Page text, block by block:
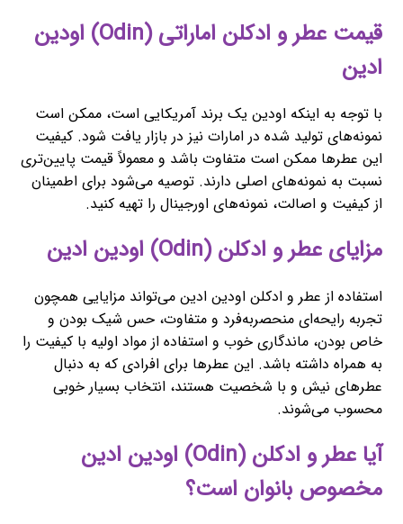
قیمت عطر و ادکلن اماراتی (Odin) اودین
ادین
با توجه به اینکه اودین یک برند آمریکایی است، ممکن است
نمونه‌های تولید شده در امارات نیز در بازار یافت شود. کیفیت
این عطرها ممکن است متفاوت باشد و معمولاً قیمت پایین‌تری
نسبت به نمونه‌های اصلی دارند. توصیه می‌شود برای اطمینان
از کیفیت و اصالت، نمونه‌های اورجینال را تهیه کنید.
مزایای عطر و ادکلن (Odin) اودین ادین
استفاده از عطر و ادکلن اودین ادین می‌تواند مزایایی همچون
تجربه رایحه‌ای منحصربه‌فرد و متفاوت، حس شیک بودن و
خاص بودن، ماندگاری خوب و استفاده از مواد اولیه با کیفیت را
به همراه داشته باشد. این عطرها برای افرادی که به دنبال
عطرهای نیش و با شخصیت هستند، انتخاب بسیار خوبی
محسوب می‌شوند.
آیا عطر و ادکلن (Odin) اودین ادین
مخصوص بانوان است؟